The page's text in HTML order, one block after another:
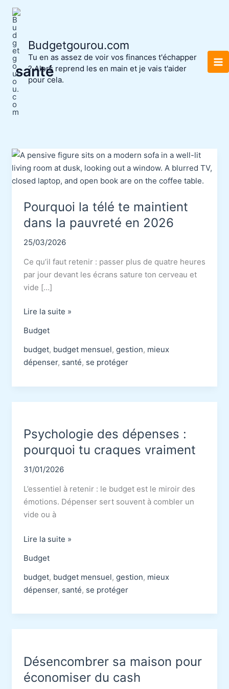
Aller
contenu
Budgetgourou.com
Tu en as assez de voir vos finances t'échapper
? Alors reprend les en main et je vais t'aider
pour cela.
santé
Pourquoi la télé te maintient
dans la pauvreté en 2026
25/03/2026
Ce qu’il faut retenir : passer plus de quatre heures
par jour devant les écrans sature ton cerveau et
vide […]
Pourquoi
télé
te
maintient
la
pauvreté
Lire la suite »
Budget
budget, budget mensuel, gestion, mieux
dépenser, santé, se protéger
Psychologie des dépenses :
pourquoi tu craques vraiment
31/01/2026
L’essentiel à retenir : le budget est le miroir des
émotions. Dépenser sert souvent à combler un
vide ou à
Psychologie
dépenses
:
pourquoi
craques
vraiment
Lire la suite »
Budget
budget, budget mensuel, gestion, mieux
dépenser, santé, se protéger
Désencombrer sa maison pour
économiser du cash